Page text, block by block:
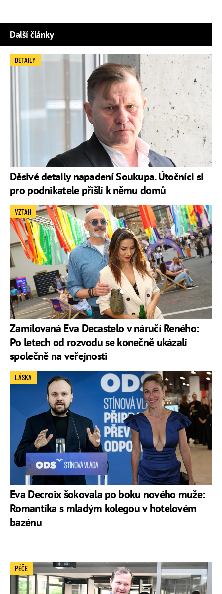
Další články
Děsivé detaily napadení Soukupa. Útočníci si
pro podnikatele přišli k němu domů
DETAILY
Zamilovaná Eva Decastelo v náručí Reného:
Po letech od rozvodu se konečně ukázali
společně na veřejnosti
VZTAH
Eva Decroix šokovala po boku nového muže:
Romantika s mladým kolegou v hotelovém
bazénu
LÁSKA
PÉČE